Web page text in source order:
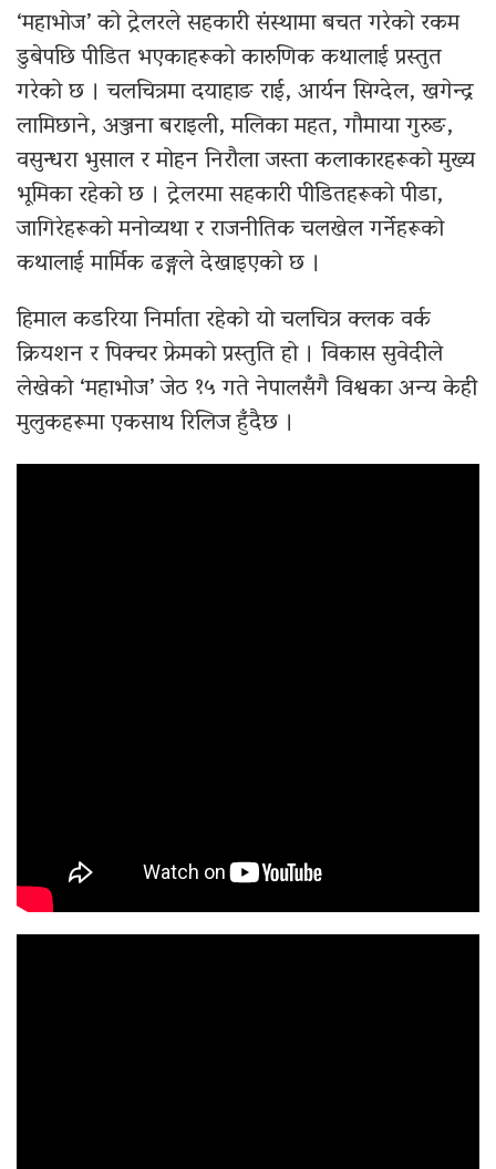
‘महाभोज’ को ट्रेलरले सहकारी संस्थामा बचत गरेको रकम
डुबेपछि पीडित भएकाहरूको कारुणिक कथालाई प्रस्तुत
गरेको छ । चलचित्रमा दयाहाङ राई, आर्यन सिग्देल, खगेन्द्र
लामिछाने, अञ्जना बराइली, मलिका महत, गौमाया गुरुङ,
वसुन्धरा भुसाल र मोहन निरौला जस्ता कलाकारहरूको मुख्य
भूमिका रहेको छ । ट्रेलरमा सहकारी पीडितहरूको पीडा,
जागिरेहरूको मनोव्यथा र राजनीतिक चलखेल गर्नेहरूको
कथालाई मार्मिक ढङ्गले देखाइएको छ ।
हिमाल कडरिया निर्माता रहेको यो चलचित्र क्लक वर्क
क्रियशन र पिक्चर फ्रेमको प्रस्तुति हो । विकास सुवेदीले
लेखेको ‘महाभोज’ जेठ १५ गते नेपालसँगै विश्वका अन्य केही
मुलुकहरूमा एकसाथ रिलिज हुँदैछ ।